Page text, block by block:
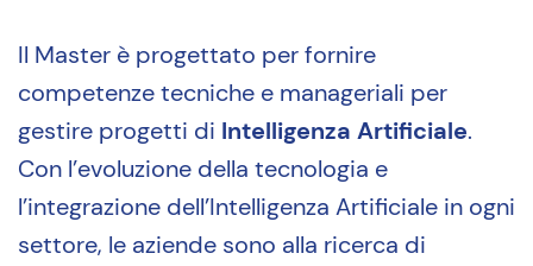
Il Master è progettato per fornire
competenze tecniche e manageriali per
gestire progetti di Intelligenza Artificiale.
Con l’evoluzione della tecnologia e
l’integrazione dell’Intelligenza Artificiale in ogni
settore, le aziende sono alla ricerca di